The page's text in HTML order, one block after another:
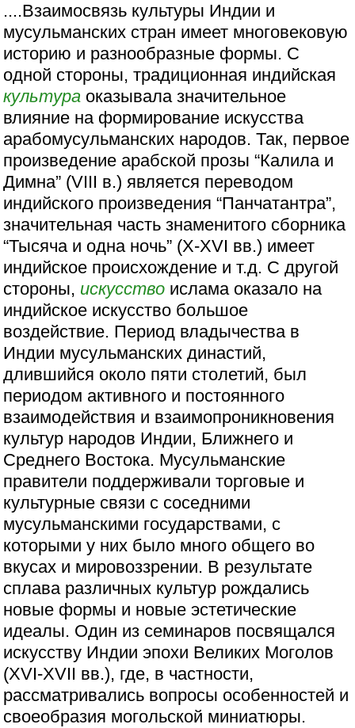
....Взаимосвязь культуры Индии и
мусульманских стран имеет многовековую
историю и разнообразные формы. С
одной стороны, традиционная индийская
культура оказывала значительное
влияние на формирование искусства
арабомусульманских народов. Так, первое
произведение арабской прозы “Калила и
Димна” (VIII в.) является переводом
индийского произведения “Панчатантра”,
значительная часть знаменитого сборника
“Тысяча и одна ночь” (X-XVI вв.) имеет
индийское происхождение и т.д. С другой
стороны, искусство ислама оказало на
индийское искусство большое
воздействие. Период владычества в
Индии мусульманских династий,
длившийся около пяти столетий, был
периодом активного и постоянного
взаимодействия и взаимопроникновения
культур народов Индии, Ближнего и
Среднего Востока. Мусульманские
правители поддерживали торговые и
культурные связи с соседними
мусульманскими государствами, с
которыми у них было много общего во
вкусах и мировоззрении. В результате
сплава различных культур рождались
новые формы и новые эстетические
идеалы. Один из семинаров посвящался
искусству Индии эпохи Великих Моголов
(XVI-XVII вв.), где, в частности,
рассматривались вопросы особенностей и
своеобразия могольской миниатюры.